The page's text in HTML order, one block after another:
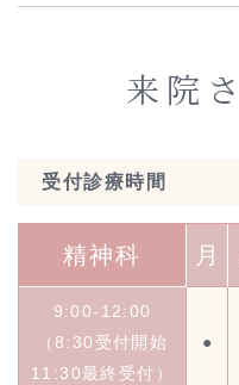
来院
受付診療時間
精神科 月
9:00-12:00
（8:30受付開始
11:30最終受付）
●